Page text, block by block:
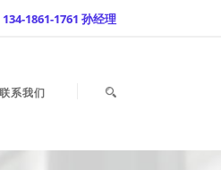
1861-1761 孙经理
联系我们